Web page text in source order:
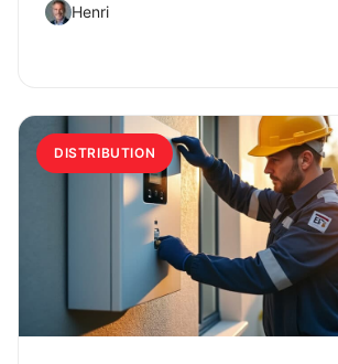
Henri
DISTRIBUTION